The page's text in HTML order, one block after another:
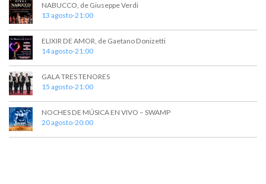
NABUCCO, de Giuseppe Verdi
13 agosto-21:00
ELIXIR DE AMOR, de Gaetano Donizetti
14 agosto-21:00
GALA TRES TENORES
15 agosto-21:00
NOCHES DE MÚSICA EN VIVO – SWAMP
20 agosto-20:00